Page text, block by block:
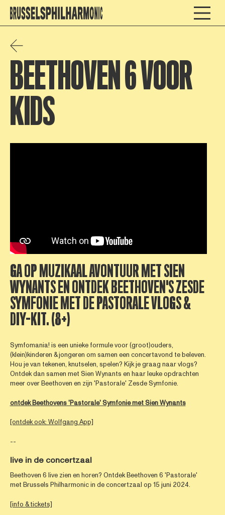
BEETHOVEN 6 VOOR
KIDS
GA OP MUZIKAAL AVONTUUR MET SIEN
WYNANTS EN ONTDEK BEETHOVEN'S ZESDE
SYMFONIE MET DE PASTORALE VLOGS &
DIY-KIT. (8+)
Symfomania! is een unieke formule voor (groot)ouders,
(klein)kinderen & jongeren om samen een concertavond te beleven.
Hou je van tekenen, knutselen, spelen? Kijk je graag naar vlogs?
Ontdek dan samen met Sien Wynants en haar leuke opdrachten
meer over Beethoven en zijn 'Pastorale' Zesde Symfonie.
ontdek Beethovens 'Pastorale' Symfonie met Sien Wynants
[ontdek ook: Wolfgang App]
--
live in de concertzaal
Beethoven 6 live zien en horen? Ontdek Beethoven 6 'Pastorale'
met Brussels Philharmonic in de concertzaal op 15 juni 2024.
[info & tickets]